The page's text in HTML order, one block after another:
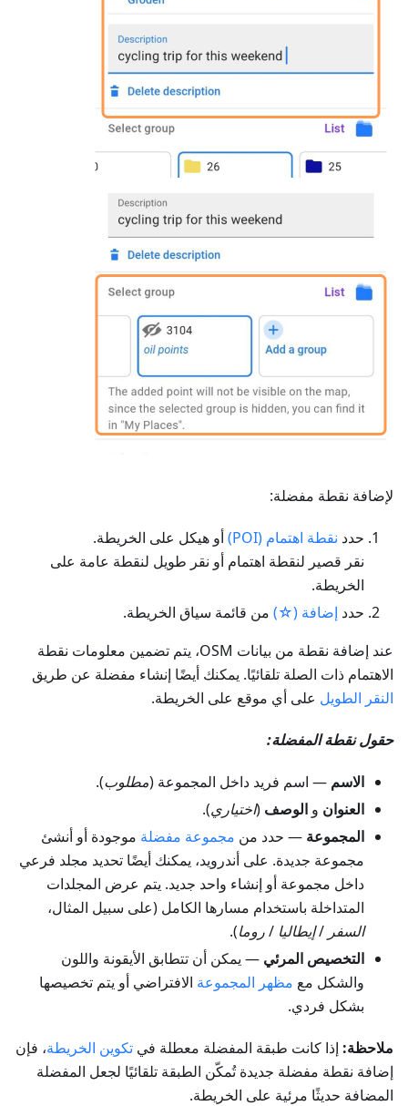
لإضافة نقطة مفضلة:
حدد نقطة اهتمام (POI)
أو هيكل على الخريطة.
نقر قصير لنقطة اهتمام أو نقر طويل لنقطة عامة على
الخريطة.
حدد إضافة (☆) من قائمة سياق الخريطة.
عند إضافة نقطة من بيانات OSM، يتم تضمين معلومات نقطة
الاهتمام ذات الصلة تلقائيًا. يمكنك أيضًا إنشاء مفضلة عن طريق
النقر الطويل على أي موقع على الخريطة.
حقول نقطة المفضلة:
الاسم — اسم فريد داخل المجموعة (مطلوب).
العنوان و الوصف (اختياري).
المجموعة — حدد من مجموعة مفضلة موجودة أو أنشئ
مجموعة جديدة. على أندرويد، يمكنك أيضًا تحديد مجلد فرعي
داخل مجموعة أو إنشاء واحد جديد. يتم عرض المجلدات
المتداخلة باستخدام مسارها الكامل (على سبيل المثال،
السفر /إيطاليا /روما).
التخصيص المرئي — يمكن أن تتطابق الأيقونة واللون
والشكل مع مظهر المجموعة الافتراضي أو يتم تخصيصها
بشكل فردي.
ملاحظة: إذا كانت طبقة المفضلة معطلة في تكوين الخريطة، فإن
إضافة نقطة مفضلة جديدة تُمكّن الطبقة تلقائيًا لجعل المفضلة
المضافة حديثًا مرئية على الخريطة.